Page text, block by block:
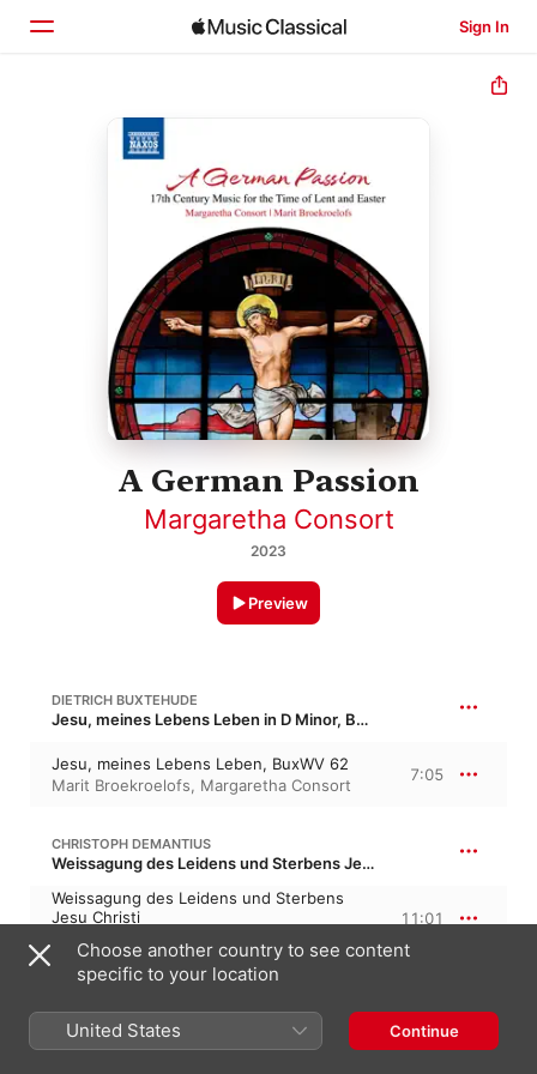
Sign In
Home
A German Passion
Margaretha Consort
2023
Preview
DIETRICH BUXTEHUDE
Jesu, meines Lebens Leben in D Minor, BuxWV 62
Jesu, meines Lebens Leben, BuxWV 62
Marit Broekroelofs, Margaretha Consort
7:05
CHRISTOPH DEMANTIUS
Weissagung des Leidens und Sterbens Jesu Christi
Weissagung des Leidens und Sterbens
Jesu Christi
11:01
HEINRICH SCHÜTZ
O süßer, o freundlicher, SWV 285
Choose another country to see content
specific to your location
United States Continue